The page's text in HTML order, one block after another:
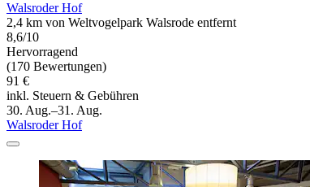
Walsroder Hof
2,4 km von Weltvogelpark Walsrode entfernt
8,6/10
Hervorragend
(170 Bewertungen)
91 €
inkl. Steuern & Gebühren
30. Aug.–31. Aug.
Walsroder Hof